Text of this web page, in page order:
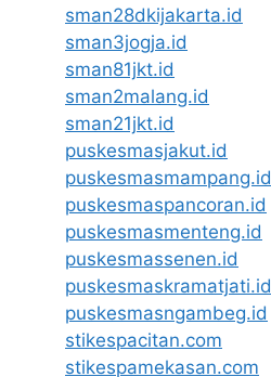
sman28dkijakarta.id
sman3jogja.id
sman81jkt.id
sman2malang.id
sman21jkt.id
puskesmasjakut.id
puskesmasmampang.id
puskesmaspancoran.id
puskesmasmenteng.id
puskesmassenen.id
puskesmaskramatjati.id
puskesmasngambeg.id
stikespacitan.com
stikespamekasan.com